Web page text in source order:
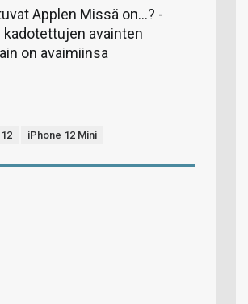
Applen Missä on…? -
avainten
on avaimiinsa
iPhone 12 Mini